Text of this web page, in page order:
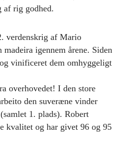
af rig godhed.
verdenskrig af Mario
igennem årene. Siden
vinificeret dem omhyggeligt
overhovedet! I den store
den suveræne vinder
1. plads). Robert
kvalitet og har givet 96 og 95